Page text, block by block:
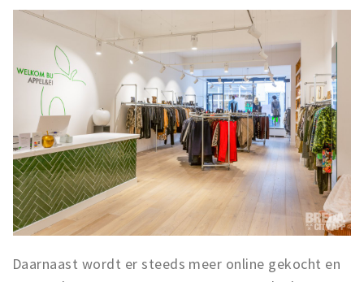
Daarnaast wordt er steeds meer online gekocht en